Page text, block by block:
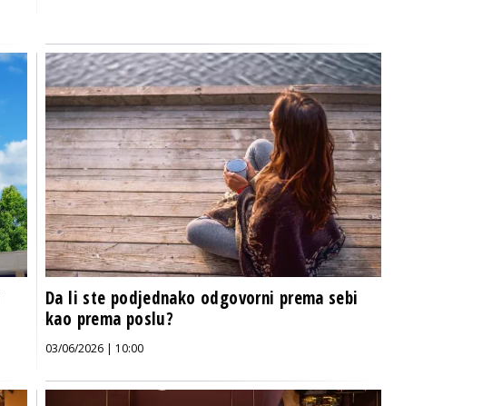
Da li ste podjednako odgovorni prema sebi
kao prema poslu?
03/06/2026 | 10:00